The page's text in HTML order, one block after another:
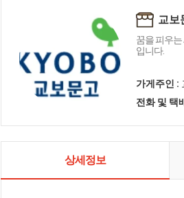
교보
꿈을 피우는
입니다.
가게주인 :
전화 및 택
상세정보